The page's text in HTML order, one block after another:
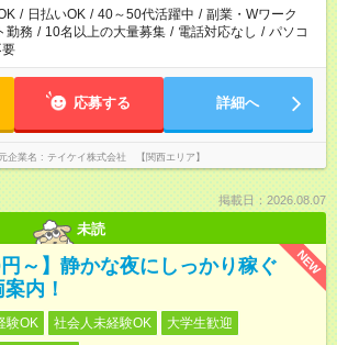
/ 日払いOK / 40～50代活躍中 / 副業・Wワーク
勤務 / 10名以上の大量募集 / 電話対応なし / パソコ
要
応募する 詳細へ
企業名 テイケイ株式会社 【関西エリア】
掲載日：2026.08.07
未読
NEW
円～】静かな夜にしっかり稼ぐ
内！
験OK 社会人未経験OK
大学生歓迎